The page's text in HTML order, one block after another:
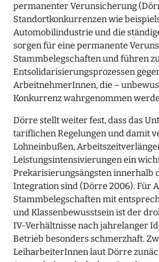
permanenter Verunsicherung
Standortkonkurrenzen wie
Automobilindustrie und die
sorgen für eine permanente
Stammbelegschaften und führen
Entsolidarisierungsprozessen
ArbeitnehmerInnen, die –
Konkurrenz wahrgenommen
Dörre stellt weiter fest, dass das
tariflichen Regelungen und damit
Lohneinbußen,
Leistungsintensivierungen ein
Prekarisierungsängsten innerhalb
Integration sind (Dörre 2006). Für
Stammbelegschaften mit
und Klassenbewusstsein ist der
IV-Verhältnisse nach jahrelanger
Betrieb besonders schmerzhaft.
LeiharbeiterInnen laut Dörre